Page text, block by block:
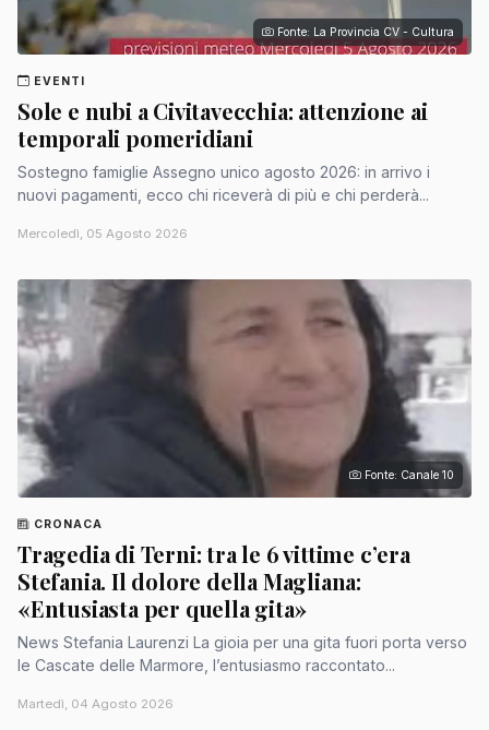
Fonte: La Provincia CV - Cultura
EVENTI
Sole e nubi a Civitavecchia: attenzione ai
temporali pomeridiani
Sostegno famiglie Assegno unico agosto 2026: in arrivo i
nuovi pagamenti, ecco chi riceverà di più e chi perderà...
Mercoledì, 05 Agosto 2026
Fonte: Canale 10
CRONACA
Tragedia di Terni: tra le 6 vittime c’era
Stefania. Il dolore della Magliana:
«Entusiasta per quella gita»
News Stefania Laurenzi La gioia per una gita fuori porta verso
le Cascate delle Marmore, l’entusiasmo raccontato...
Martedì, 04 Agosto 2026